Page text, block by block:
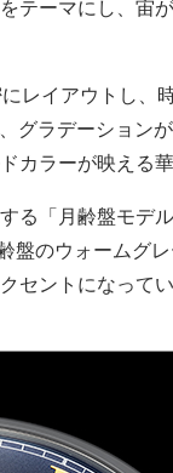
テーマにし、宙
レイアウトし、
グラデーション
カラーが映える
「月齢盤モデ
盤のウォームグ
セントになってい